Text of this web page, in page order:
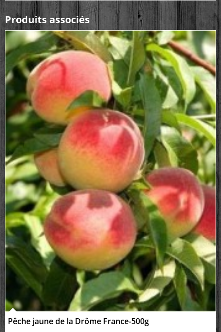
Produits associés
Pêche jaune de la Drôme France-500g